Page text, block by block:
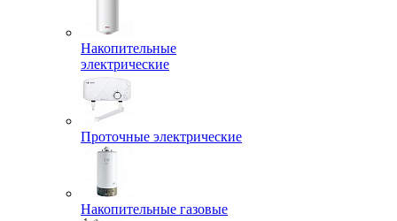
Накопительные
электрические
Проточные электрические
Накопительные газовые